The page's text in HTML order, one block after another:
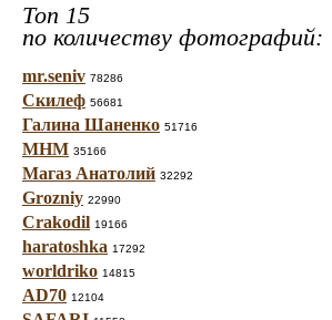
Топ 15
по количеству фотографий:
mr.seniv 78286
Скилеф 56681
Галина Шаненко 51716
МНМ 35166
Магаз Анатолий 32292
Grozniy 22990
Crakodil 19166
haratoshka 17292
worldriko 14815
AD70 12104